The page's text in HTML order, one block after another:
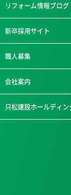
リフォーム情報ブログ
新卒採用サイト
職人募集
会社案内
只松建設ホールディン